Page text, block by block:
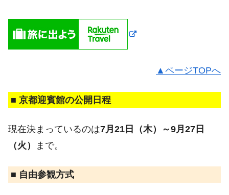
▲ページTOPへ
■ 京都迎賓館の公開日程
現在決まっているのは7月21日（木）～9月27日
（火）
まで。
■ 自由参観方式